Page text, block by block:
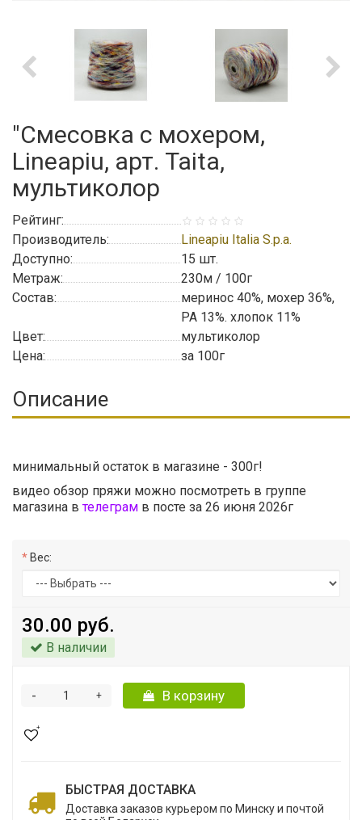
"Смесовка с мохером,
Lineapiu, арт. Taita,
мультиколор
Рейтинг:
Производитель:
Lineapiu Italia S.p.a.
Доступно:
15 шт.
Метраж:
230м / 100г
Состав:
меринос 40%, мохер 36%,
PA 13%. хлопок 11%
Цвет:
мультиколор
Цена:
за 100г
Описание
минимальный остаток в магазине - 300г!
видео обзор пряжи можно посмотреть в группе
магазина втелеграм в посте за 26 июня 2026г
Вес:
30.00 руб.
В наличии
+
- В корзину
БЫСТРАЯ ДОСТАВКА
Доставка заказов курьером по Минску и почтой